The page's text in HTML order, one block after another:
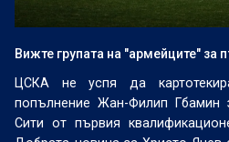
Вижте групата на "армейците" за
ЦСКА не успя да
попълнение Жан-Филип Гбамин
Сити от първия